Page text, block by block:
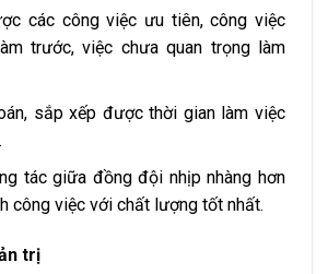
các công việc ưu tiên, công việc
trước, việc chưa quan trọng làm
sắp xếp được thời gian làm việc
tác giữa đồng đội nhịp nhàng hơn
công việc với chất lượng tốt nhất.
trị